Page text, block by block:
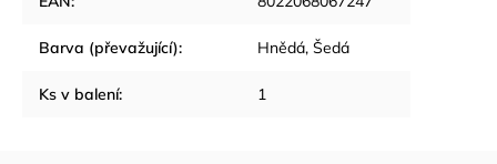
Barva (převažující): Hnědá, Šedá
Ks v balení: 1